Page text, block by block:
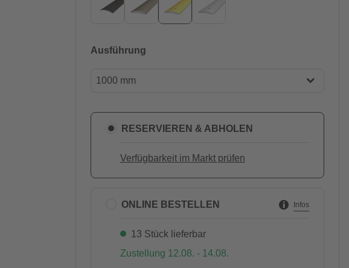
Ausführung
1000 mm
2700 mm
RESERVIEREN & ABHOLEN
Verfügbarkeit im Markt prüfen
ONLINE BESTELLEN Infos
13 Stück lieferbar
Zustellung 12.08. - 14.08.